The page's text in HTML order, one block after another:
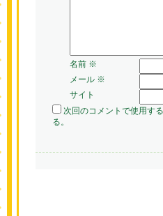
名前 ※
メール ※
サイト
次回のコメントで使用す
る。